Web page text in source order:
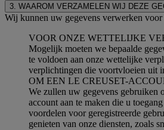
3. WAAROM VERZAMELEN WIJ DEZE
Wij kunnen uw gegevens verwerken
VOOR ONZE WETTELIJKE
Mogelijk moeten we bepaalde
te voldoen aan onze wettelijke
verplichtingen die voortvloeien uit
OM EEN LE CREUSET-
We zullen uw gegevens gebruiken
account aan te maken die u
voordelen voor geregistreerde
genieten van onze diensten, zoals